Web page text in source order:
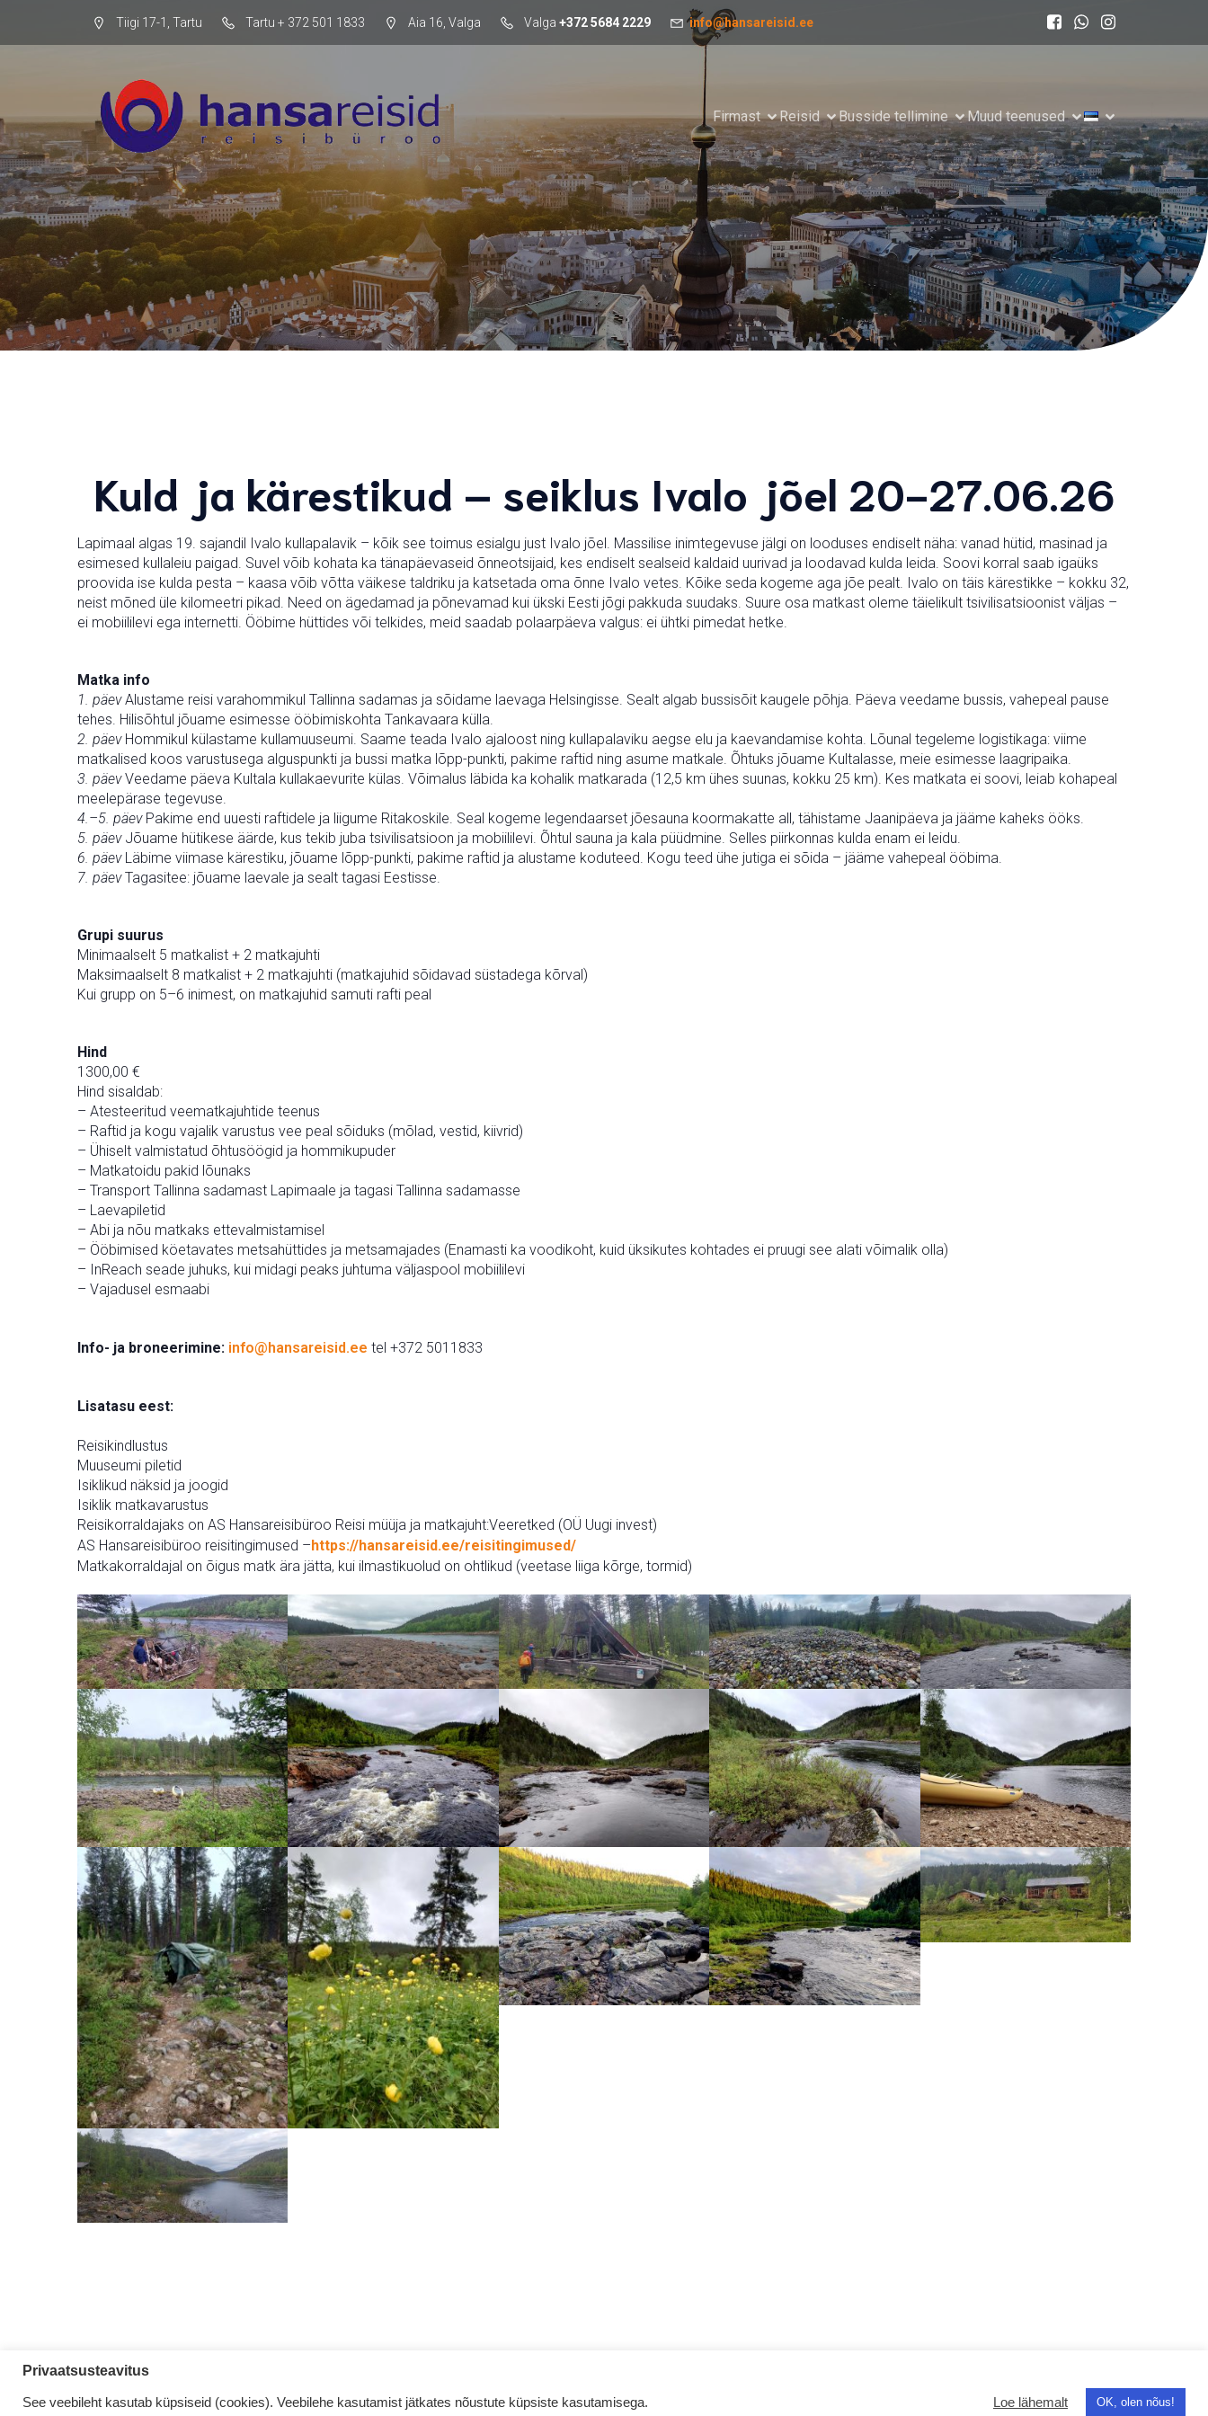
Tiigi 17-1, Tartu Tartu + 372 501 1833 Aia 16, Valga Valga +372 5684 2229 info@hansareisid.ee
Firmast Reisid Busside tellimine Muud teenused
Kuld ja kärestikud – seiklus Ivalo jõel 20-27.06.26
Lapimaal algas 19. sajandil Ivalo kullapalavik – kõik see toimus esialgu just Ivalo jõel. Massilise inimtegevuse jälgi on looduses endiselt näha: vanad hütid, masinad ja
esimesed kullaleiu paigad. Suvel võib kohata ka tänapäevaseid õnneotsijaid, kes endiselt sealseid kaldaid uurivad ja loodavad kulda leida. Soovi korral saab igaüks
proovida ise kulda pesta – kaasa võib võtta väikese taldriku ja katsetada oma õnne Ivalo vetes. Kõike seda kogeme aga jõe pealt. Ivalo on täis kärestikke – kokku 32,
neist mõned üle kilomeetri pikad. Need on ägedamad ja põnevamad kui ükski Eesti jõgi pakkuda suudaks. Suure osa matkast oleme täielikult tsivilisatsioonist väljas –
ei mobiililevi ega internetti. Ööbime hüttides või telkides, meid saadab polaarpäeva valgus: ei ühtki pimedat hetke.
Matka info
1. päevAlustame reisi varahommikul Tallinna sadamas ja sõidame laevaga Helsingisse. Sealt algab bussisõit kaugele põhja. Päeva veedame bussis, vahepeal pause
tehes. Hilisõhtul jõuame esimesse ööbimiskohta Tankavaara külla.
2. päevHommikul külastame kullamuuseumi. Saame teada Ivalo ajaloost ning kullapalaviku aegse elu ja kaevandamise kohta. Lõunal tegeleme logistikaga: viime
matkalised koos varustusega alguspunkti ja bussi matka lõpp-punkti, pakime raftid ning asume matkale. Õhtuks jõuame Kultalasse, meie esimesse laagripaika.
3. päevVeedame päeva Kultala kullakaevurite külas. Võimalus läbida ka kohalik matkarada (12,5 km ühes suunas, kokku 25 km). Kes matkata ei soovi, leiab kohapeal
meelepärase tegevuse.
4.–5. päevPakime end uuesti raftidele ja liigume Ritakoskile. Seal kogeme legendaarset jõesauna koormakatte all, tähistame Jaanipäeva ja jääme kaheks ööks.
5. päev Jõuame hütikese äärde, kus tekib juba tsivilisatsioon ja mobiililevi. Õhtul sauna ja kala püüdmine. Selles piirkonnas kulda enam ei leidu.
6. päevLäbime viimase kärestiku, jõuame lõpp-punkti, pakime raftid ja alustame koduteed. Kogu teed ühe jutiga ei sõida – jääme vahepeal ööbima.
7. päevTagasitee: jõuame laevale ja sealt tagasi Eestisse.
Grupi suurus
Minimaalselt 5 matkalist + 2 matkajuhti
Maksimaalselt 8 matkalist + 2 matkajuhti (matkajuhid sõidavad süstadega kõrval)
Kui grupp on 5–6 inimest, on matkajuhid samuti rafti peal
Hind
1300,00 €
Hind sisaldab:
– Atesteeritud veematkajuhtide teenus
– Raftid ja kogu vajalik varustus vee peal sõiduks (mõlad, vestid, kiivrid)
– Ühiselt valmistatud õhtusöögid ja hommikupuder
– Matkatoidu pakid lõunaks
– Transport Tallinna sadamast Lapimaale ja tagasi Tallinna sadamasse
– Laevapiletid
– Abi ja nõu matkaks ettevalmistamisel
– Ööbimised köetavates metsahüttides ja metsamajades (Enamasti ka voodikoht, kuid üksikutes kohtades ei pruugi see alati võimalik olla)
– InReach seade juhuks, kui midagi peaks juhtuma väljaspool mobiililevi
– Vajadusel esmaabi
Info- ja broneerimine: info@hansareisid.ee tel +372 5011833
Lisatasu eest:
Reisikindlustus
Muuseumi piletid
Isiklikud näksid ja joogid
Isiklik matkavarustus
Reisikorraldajaks on AS Hansareisibüroo Reisi müüja ja matkajuht:Veeretked (OÜ Uugi invest)
AS Hansareisibüroo reisitingimused –https://hansareisid.ee/reisitingimused/
Matkakorraldajal on õigus matk ära jätta, kui ilmastikuolud on ohtlikud (veetase liiga kõrge, tormid)
© 2026 Hansareisid – Busside tellimine | Bussireisid. Created with
Privaatsusteavitus
See veebileht kasutab küpsiseid (cookies). Veebilehe kasutamist jätkates nõustute küpsiste kasutamisega. Loe lähemalt OK, olen nõus!